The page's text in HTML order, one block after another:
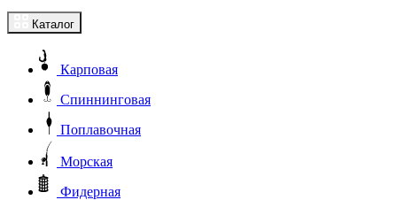
Каталог
Карповая
Спиннинговая
Поплавочная
Морская
Фидерная